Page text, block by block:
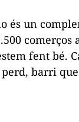
un
comerços
fent bé.
barri